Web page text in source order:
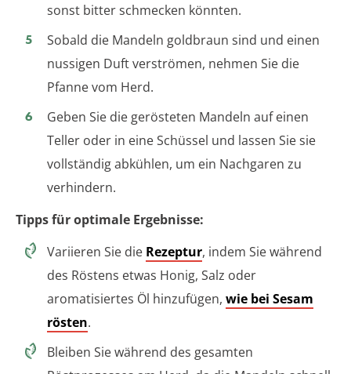
sonst bitter schmecken könnten.
Sobald die Mandeln goldbraun sind und einen
nussigen Duft verströmen, nehmen Sie die
Pfanne vom Herd.
Geben Sie die gerösteten Mandeln auf einen
Teller oder in eine Schüssel und lassen Sie sie
vollständig abkühlen, um ein Nachgaren zu
verhindern.
Tipps für optimale Ergebnisse:
Variieren Sie die Rezeptur, indem Sie während
des Röstens etwas Honig, Salz oder
aromatisiertes Öl hinzufügen, wie bei Sesam
rösten.
Bleiben Sie während des gesamten